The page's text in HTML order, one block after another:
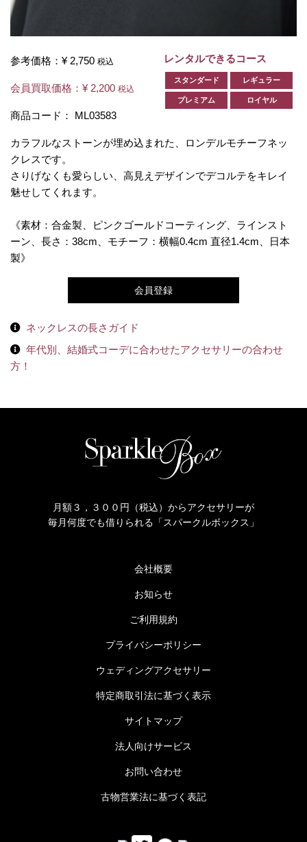
参考価格： ¥ 2,750 税込
会員買取価格： ¥ 2,200 税込
商品コード： ML03583
レンタルできるコース
スタンダード レギュラー
プレミアム ロイヤル
カラフルなストーンが埋め込まれた、ロンデルモチーフネッ
クレスです。
さりげなくも愛らしい、高見えデザインでデコルテをキレイ
魅せしてくれます。
《素材：合金製、ピンクゴールドコーティング、ラインスト
ーン、長さ：38cm、モチーフ：横幅0.4cm 直径1.4cm、日本
製》
会員登録
ネックレスの長さガイド
年代別、結婚式コーデに合わせたアクセサリーの合わせ
方！
月額３，３００円（税込）からアクセサリーが
毎月何度でも借りられる「スパークルボックス」
会社概要
お知らせ
ご利用規約
プライバシーポリシー
ウェディングアクセサリー
特定商取引法に基づく表示
サイトマップ
法人向けサービス
お問い合わせ
古物営業法に基づく表記